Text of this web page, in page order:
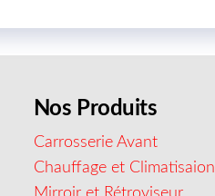
Nos Produits
Carrosserie Avant
Chauffage et Climatisaion